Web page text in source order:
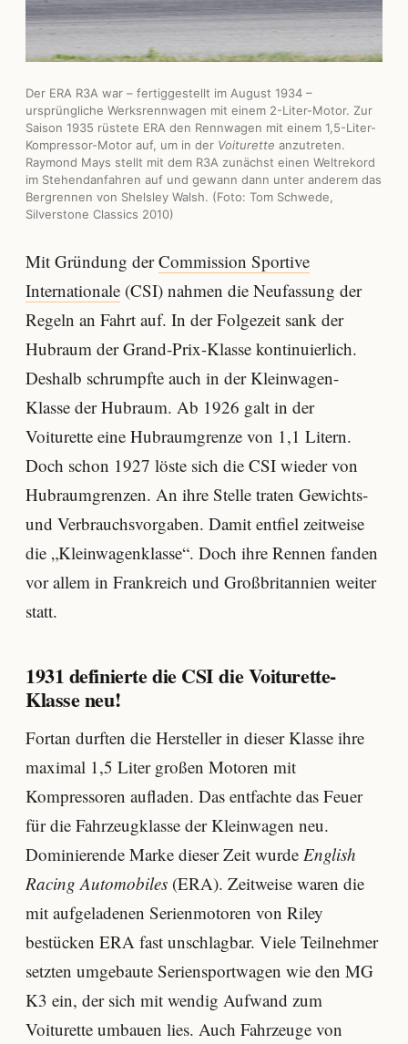
Der ERA R3A war – fertiggestellt im August 1934 –
ursprüngliche Werksrennwagen mit einem 2-Liter-Motor. Zur
Saison 1935 rüstete ERA den Rennwagen mit einem 1,5-Liter-
Kompressor-Motor auf, um in der Voiturette anzutreten.
Raymond Mays stellt mit dem R3A zunächst einen Weltrekord
im Stehendanfahren auf und gewann dann unter anderem das
Bergrennen von Shelsley Walsh. (Foto: Tom Schwede,
Silverstone Classics 2010)
Mit Gründung derCommission Sportive
Internationale (CSI) nahmen die Neufassung der
Regeln an Fahrt auf. In der Folgezeit sank der
Hubraum der Grand-Prix-Klasse kontinuierlich.
Deshalb schrumpfte auch in der Kleinwagen-
Klasse der Hubraum. Ab 1926 galt in der
Voiturette eine Hubraumgrenze von 1,1 Litern.
Doch schon 1927 löste sich die CSI wieder von
Hubraumgrenzen. An ihre Stelle traten Gewichts-
und Verbrauchsvorgaben. Damit entfiel zeitweise
die „Kleinwagenklasse“. Doch ihre Rennen fanden
vor allem in Frankreich und Großbritannien weiter
statt.
1931 definierte die CSI die Voiturette-
Klasse neu!
Fortan durften die Hersteller in dieser Klasse ihre
maximal 1,5 Liter großen Motoren mit
Kompressoren aufladen. Das entfachte das Feuer
für die Fahrzeugklasse der Kleinwagen neu.
Dominierende Marke dieser Zeit wurde English
Racing Automobiles (ERA). Zeitweise waren die
mit aufgeladenen Serienmotoren von Riley
bestücken ERA fast unschlagbar. Viele Teilnehmer
setzten umgebaute Seriensportwagen wie den MG
K3 ein, der sich mit wendig Aufwand zum
Voiturette umbauen lies. Auch Fahrzeuge von